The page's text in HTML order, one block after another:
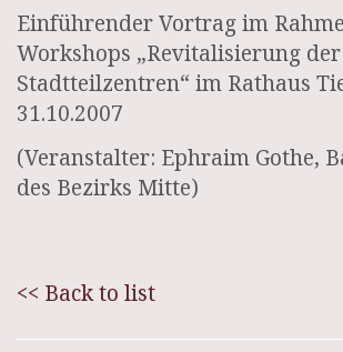
Einführender Vortrag im
Workshops „Revitalisierung der
Stadtteilzentren“ im Rathaus
31.10.2007
(Veranstalter: Ephraim Gothe,
des Bezirks Mitte)
<< Back to list